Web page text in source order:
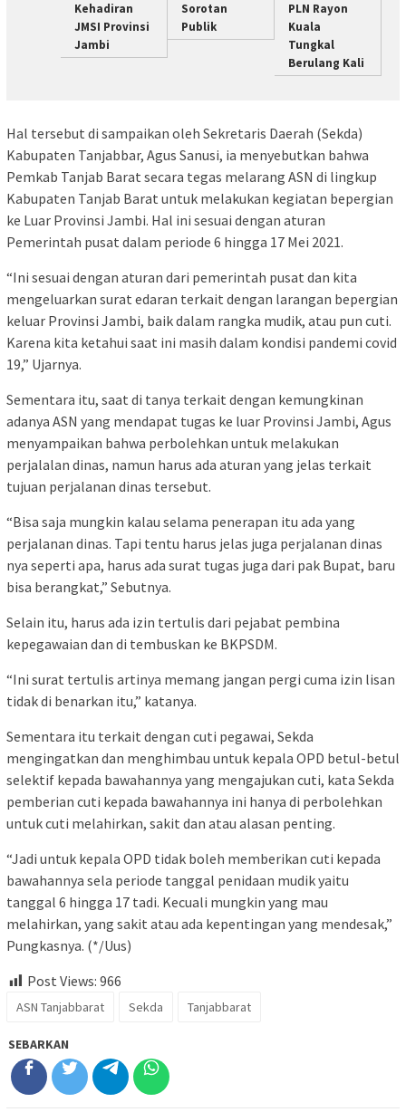
Kehadiran
JMSI Provinsi
Jambi
Sorotan
Publik
PLN Rayon
Kuala
Tungkal
Berulang Kali
Hal tersebut di sampaikan oleh Sekretaris Daerah (Sekda)
Kabupaten Tanjabbar, Agus Sanusi, ia menyebutkan bahwa
Pemkab Tanjab Barat secara tegas melarang ASN di lingkup
Kabupaten Tanjab Barat untuk melakukan kegiatan bepergian
ke Luar Provinsi Jambi. Hal ini sesuai dengan aturan
Pemerintah pusat dalam periode 6 hingga 17 Mei 2021.
“Ini sesuai dengan aturan dari pemerintah pusat dan kita
mengeluarkan surat edaran terkait dengan larangan bepergian
keluar Provinsi Jambi, baik dalam rangka mudik, atau pun cuti.
Karena kita ketahui saat ini masih dalam kondisi pandemi covid
19,” Ujarnya.
Sementara itu, saat di tanya terkait dengan kemungkinan
adanya ASN yang mendapat tugas ke luar Provinsi Jambi, Agus
menyampaikan bahwa perbolehkan untuk melakukan
perjalalan dinas, namun harus ada aturan yang jelas terkait
tujuan perjalanan dinas tersebut.
“Bisa saja mungkin kalau selama penerapan itu ada yang
perjalanan dinas. Tapi tentu harus jelas juga perjalanan dinas
nya seperti apa, harus ada surat tugas juga dari pak Bupat, baru
bisa berangkat,” Sebutnya.
Selain itu, harus ada izin tertulis dari pejabat pembina
kepegawaian dan di tembuskan ke BKPSDM.
“Ini surat tertulis artinya memang jangan pergi cuma izin lisan
tidak di benarkan itu,” katanya.
Sementara itu terkait dengan cuti pegawai, Sekda
mengingatkan dan menghimbau untuk kepala OPD betul-betul
selektif kepada bawahannya yang mengajukan cuti, kata Sekda
pemberian cuti kepada bawahannya ini hanya di perbolehkan
untuk cuti melahirkan, sakit dan atau alasan penting.
“Jadi untuk kepala OPD tidak boleh memberikan cuti kepada
bawahannya sela periode tanggal penidaan mudik yaitu
tanggal 6 hingga 17 tadi. Kecuali mungkin yang mau
melahirkan, yang sakit atau ada kepentingan yang mendesak,”
Pungkasnya. (*/Uus)
Post Views: 966
ASN Tanjabbarat Sekda Tanjabbarat
SEBARKAN